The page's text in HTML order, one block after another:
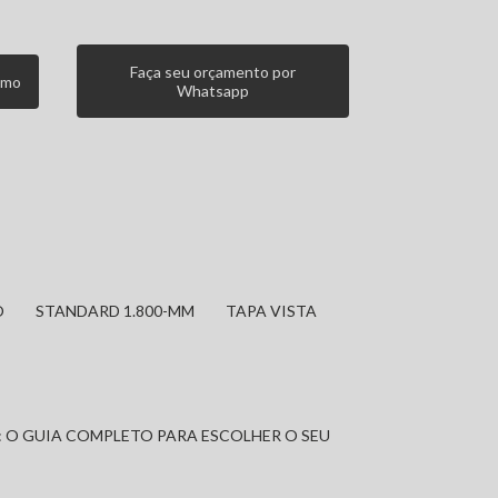
Faça seu orçamento por
Whatsapp
STANDARD 1.800-MM TAPA VISTA
GUIA COMPLETO PARA ESCOLHER O SEU